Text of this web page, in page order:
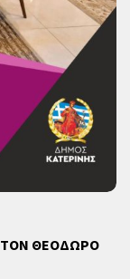
ΤΟΝ ΘΕΟΔΩΡΟ